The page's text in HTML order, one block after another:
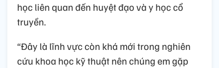
học liên quan đến huyệt đạo và y học cổ
truyền.
“Đây là lĩnh vực còn khá mới trong nghiên
cứu khoa học kỹ thuật nên chúng em gặp